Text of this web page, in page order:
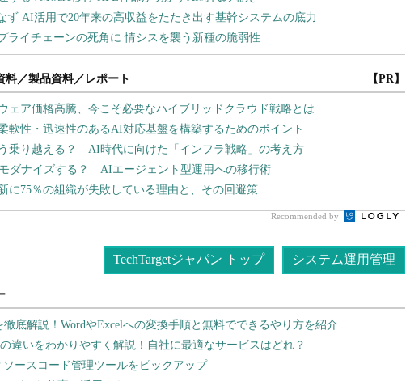
料／製品資料／レポート 【PR】
ェア価格高騰、今こそ必要なハイブリッドクラウド戦略とは
軟性・迅速性のあるAI対応基盤を構築するためのポイント
乗り越える？ AI時代に向けた「インフラ戦略」の考え方
ダナイズする？ AIエージェント型運用への移行術
に75％の組織が失敗している理由と、その回避策
Recommended by
TechTargetジャパン トップ システム運用管理
底解説！WordやExcelへの変換手順と無料でできるやり方を紹介
の違いをわかりやすく解説！自社に最適なサービスはどれ？
ースコード管理ツールをピックアップ